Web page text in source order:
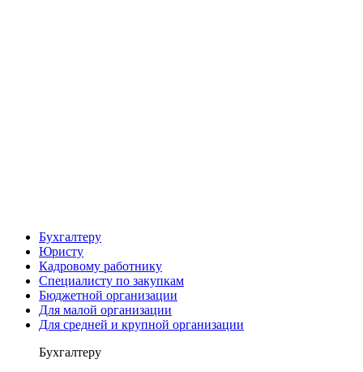
Бухгалтеру
Юристу
Кадровому работнику
Специалисту по закупкам
Бюджетной организации
Для малой организации
Для средней и крупной организации
Бухгалтеру